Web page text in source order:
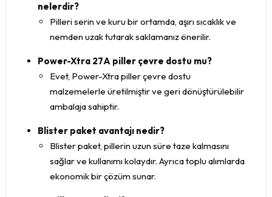
nelerdir?
Pilleri serin ve kuru bir ortamda, aşırı sıcaklık ve
nemden uzak tutarak saklamanız önerilir.
Power-Xtra 27A piller çevre dostu mu?
Evet, Power-Xtra piller çevre dostu
malzemelerle üretilmiştir ve geri dönüştürülebilir
ambalaja sahiptir.
Blister paket avantajı nedir?
Blister paket, pillerin uzun süre taze kalmasını
sağlar ve kullanımı kolaydır. Ayrıca toplu alımlarda
ekonomik bir çözüm sunar.